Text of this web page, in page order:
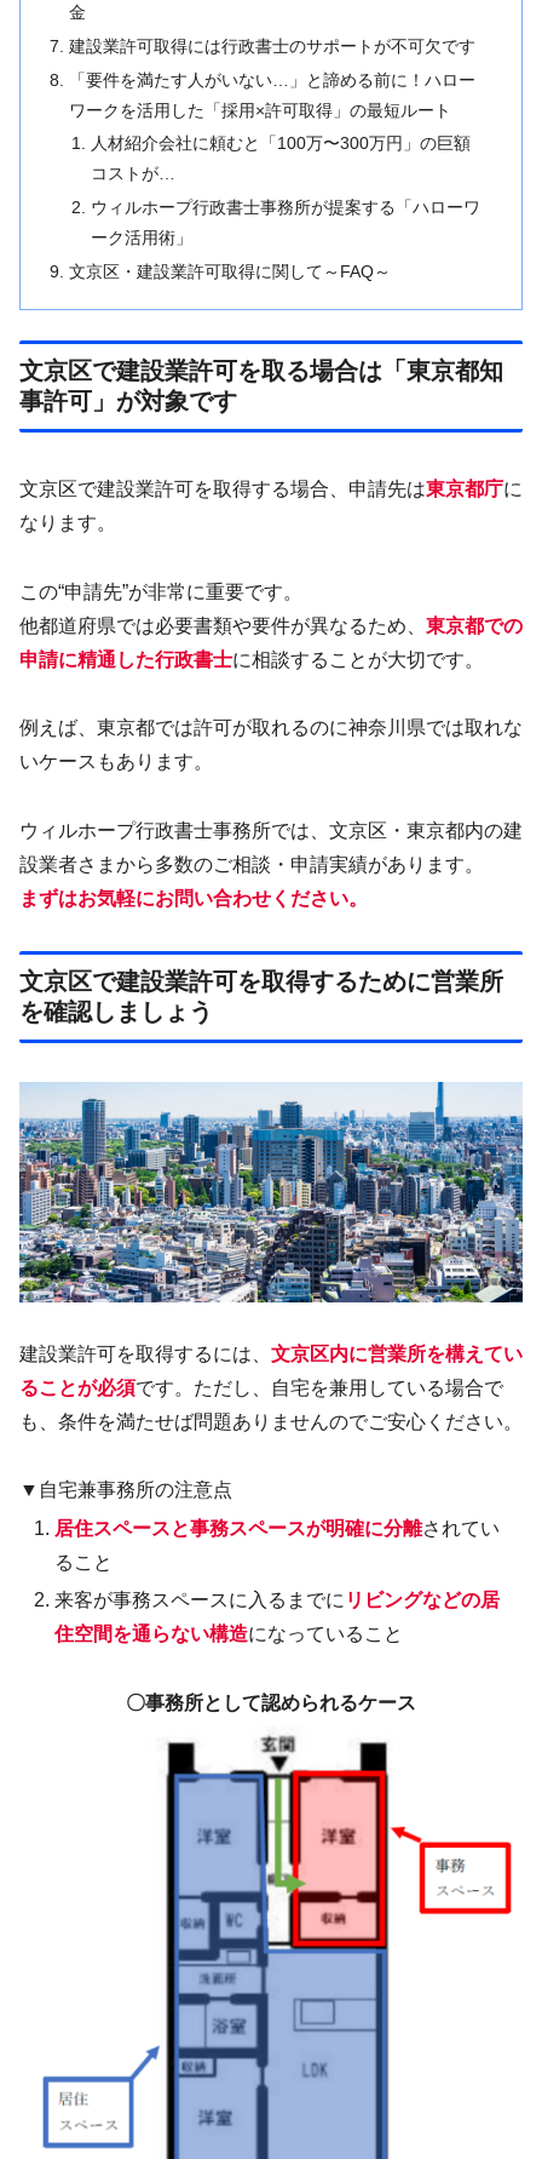
金
建設業許可取得には行政書士のサポートが不可欠です
「要件を満たす人がいない…」と諦める前に！ハロー
ワークを活用した「採用×許可取得」の最短ルート
人材紹介会社に頼むと「100万〜300万円」の巨額
コストが…
ウィルホープ行政書士事務所が提案する「ハローワ
ーク活用術」
文京区・建設業許可取得に関して～FAQ～
文京区で建設業許可を取る場合は「東京都知
事許可」が対象です
文京区で建設業許可を取得する場合、申請先は東京都庁に
なります。
この“申請先”が非常に重要です。
他都道府県では必要書類や要件が異なるため、 東京都での
申請に精通した行政書士に相談することが大切です。
例えば、東京都では許可が取れるのに神奈川県では取れな
いケースもあります。
ウィルホープ行政書士事務所では、文京区・東京都内の建
設業者さまから多数のご相談・申請実績があります。
まずはお気軽にお問い合わせください。
文京区で建設業許可を取得するために営業所
を確認しましょう
建設業許可を取得するには、 文京区内に営業所を構えてい
ることが必須です。ただし、自宅を兼用している場合で
も、条件を満たせば問題ありませんのでご安心ください。
▼自宅兼事務所の注意点
居住スペースと事務スペースが明確に分離されてい
ること
来客が事務スペースに入るまでに リビングなどの居
住空間を通らない構造になっていること
〇事務所として認められるケース